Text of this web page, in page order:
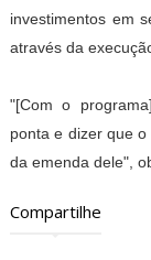
investimentos em
através da
"[Com o
ponta e dizer que
da emenda dele",
Compartilhe